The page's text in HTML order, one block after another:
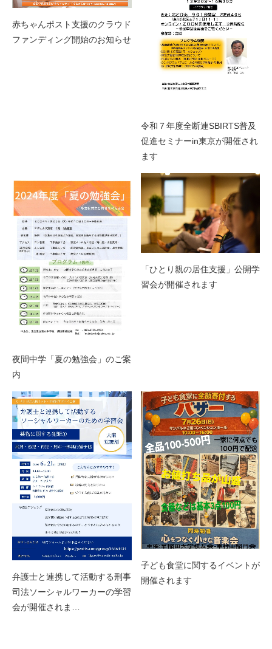
赤ちゃんポスト支援のクラウド
ファンディング開始のお知らせ
令和７年度全断連SBIRTS普及
促進セミナーin東京が開催され
ます
夜間中学「夏の勉強会」のご案
内
「ひとり親の居住支援」公開学
習会が開催されます
弁護士と連携して活動する刑事
司法ソーシャルワーカーの学習
会が開催されま…
子ども食堂に関するイベントが
開催されます